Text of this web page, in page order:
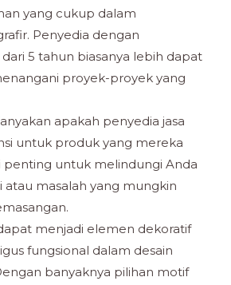
yang cukup dalam
Penyedia dengan
5 tahun biasanya lebih dapat
proyek-proyek yang
apakah penyedia jasa
untuk produk yang mereka
penting untuk melindungi Anda
atau masalah yang mungkin
menjadi elemen dekoratif
fungsional dalam desain
banyaknya pilihan motif